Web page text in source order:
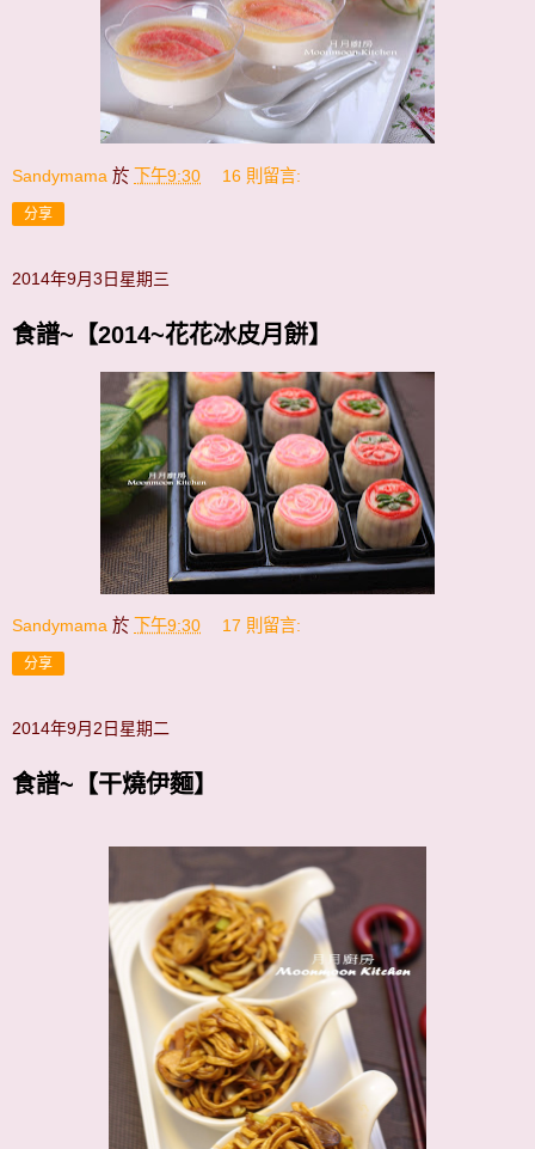
Sandymama 於 下午9:30 16 則留言:
分享
2014年9月3日星期三
食譜~【2014~花花冰皮月餅】
Sandymama 於 下午9:30 17 則留言:
分享
2014年9月2日星期二
食譜~【干燒伊麵】